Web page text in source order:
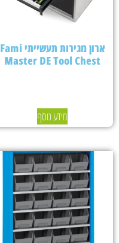
ארון מגירות תעשייתי Fami
Master DE Tool Chest
מידע נוסף